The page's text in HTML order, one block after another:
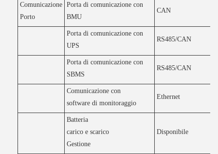
Comunicazione
Porto
Porta di comunicazione con
BMU
CAN
Porta di comunicazione con
UPS
RS485/CAN
Porta di comunicazione con
SBMS
RS485/CAN
Comunicazione con
software di monitoraggio
Ethernet
Batteria
carico e scarico
Gestione
Disponibile